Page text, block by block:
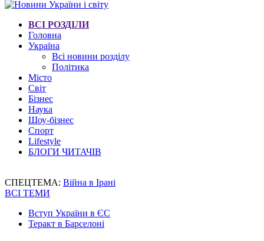
ВСІ РОЗДІЛИ
Головна
Україна
Всі новини розділу
Політика
Місто
Світ
Бізнес
Наука
Шоу-бізнес
Спорт
Lifestyle
БЛОГИ ЧИТАЧІВ
СПЕЦТЕМА: Війна в Ірані
ВСІ ТЕМИ
Вступ України в ЄС
Теракт в Барселоні